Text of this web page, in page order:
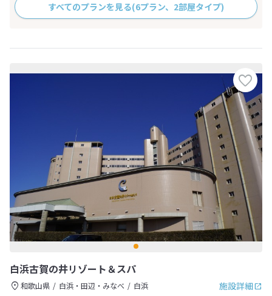
すべてのプランを見る(6プラン、2部屋タイプ)
白浜古賀の井リゾート＆スパ
施設詳細
和歌山県 白浜・田辺・みなべ
白浜